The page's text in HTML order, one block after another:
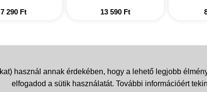
7 290 Ft
13 590 Ft
használ annak érdekében, hogy a lehető legjobb
elfogadod a sütik használatát. További információért